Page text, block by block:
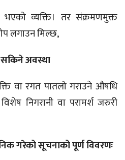
व्यक्ति। तर संक्रमणमुक्त
लगाउन मिल्छ,
सकिने अवस्था
वा रगत पातलो गराउने औषधि
निगरानी वा परामर्श जरुरी
गरेको सूचनाको पूर्ण विवरणः